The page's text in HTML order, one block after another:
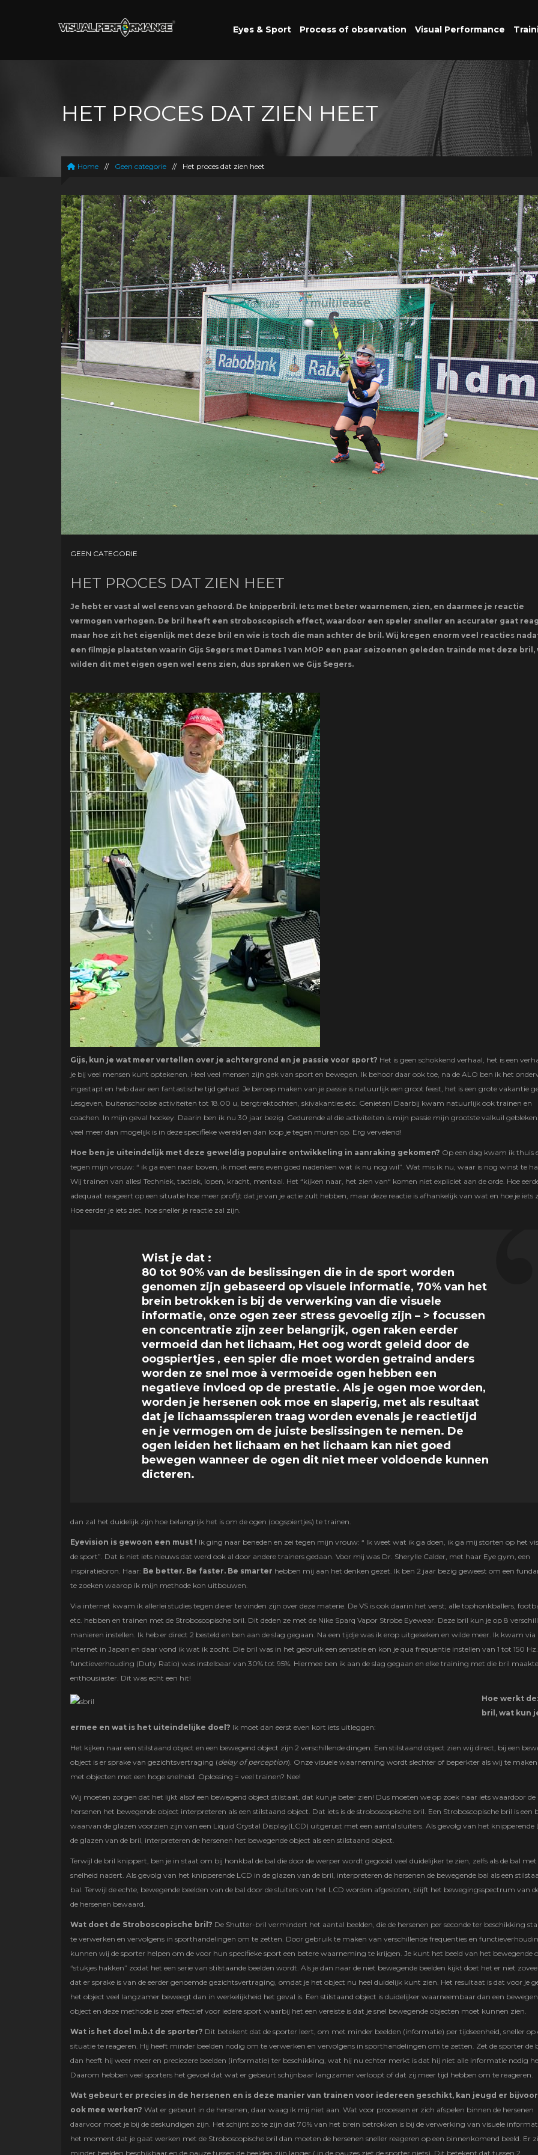
Eyes & Sport Process of observation Visual Performance
HET PROCES DAT ZIEN HEET
Home // Geen categorie // Het proces dat zien heet
GEEN CATEGORIE
HET PROCES DAT ZIEN HEET
Je hebt er vast al wel eens van gehoord. De knipperbril. Iets met beter waarnemen, zien, en daarmee je reactie
vermogen verhogen. De bril heeft een stroboscopisch effect, waardoor een speler sneller en accurater gaat
maar hoe zit het eigenlijk met deze bril en wie is toch die man achter de bril. Wij kregen enorm veel reacties
een filmpje plaatsten waarin Gijs Segers met Dames 1 van MOP een paar seizoenen geleden trainde met deze bril,
wilden dit met eigen ogen wel eens zien, dus spraken we Gijs Segers.
Gijs, kun je wat meer vertellen over je achtergrond en je passie voor sport? Het is geen schokkend verhaal, het is een
je bij veel mensen kunt optekenen. Heel veel mensen zijn gek van sport en bewegen. Ik behoor daar ook toe, na de ALO ben ik het
ingestapt en heb daar een fantastische tijd gehad. Je beroep maken van je passie is natuurlijk een groot feest, het is een grote vakantie
Lesgeven, buitenschoolse activiteiten tot 18.00 u, bergtrektochten, skivakanties etc. Genieten! Daarbij kwam natuurlijk ook trainen en
coachen. In mijn geval hockey. Daarin ben ik nu 30 jaar bezig. Gedurende al die activiteiten is mijn passie mijn grootste valkuil
veel meer dan mogelijk is in deze specifieke wereld en dan loop je tegen muren op. Erg vervelend!
Hoe ben je uiteindelijk met deze geweldig populaire ontwikkeling in aanraking gekomen? Op een dag kwam ik thuis
tegen mijn vrouw: “ ik ga even naar boven, ik moet eens even goed nadenken wat ik nu nog wil”. Wat mis ik nu, waar is nog winst te
Wij trainen van alles! Techniek, tactiek, lopen, kracht, mentaal. Het “kijken naar, het zien van“ komen niet expliciet aan de orde. Hoe
adequaat reageert op een situatie hoe meer profijt dat je van je actie zult hebben, maar deze reactie is afhankelijk van wat en hoe je iets
Hoe eerder je iets ziet, hoe sneller je reactie zal zijn.
Wist je dat :
80 tot 90% van de beslissingen die in de sport worden
genomen zijn gebaseerd op visuele informatie, 70% van het
brein betrokken is bij de verwerking van die visuele
informatie, onze ogen zeer stress gevoelig zijn – > focussen
en concentratie zijn zeer belangrijk, ogen raken eerder
vermoeid dan het lichaam, Het oog wordt geleid door de
oogspiertjes , een spier die moet worden getraind anders
worden ze snel moe à vermoeide ogen hebben een
negatieve invloed op de prestatie. Als je ogen moe worden,
worden je hersenen ook moe en slaperig, met als resultaat
dat je lichaamsspieren traag worden evenals je reactietijd
en je vermogen om de juiste beslissingen te nemen. De
ogen leiden het lichaam en het lichaam kan niet goed
bewegen wanneer de ogen dit niet meer voldoende kunnen
dicteren.
dan zal het duidelijk zijn hoe belangrijk het is om de ogen (oogspiertjes) te trainen.
Eyevision is gewoon een must ! Ik ging naar beneden en zei tegen mijn vrouw: “ Ik weet wat ik ga doen, ik ga mij storten op het
de sport”. Dat is niet iets nieuws dat werd ook al door andere trainers gedaan. Voor mij was Dr. Sherylle Calder, met haar Eye gym, een
inspiratiebron. Haar: Be better. Be faster. Be smarter hebben mij aan het denken gezet. Ik ben 2 jaar bezig geweest om een
te zoeken waarop ik mijn methode kon uitbouwen.
Via internet kwam ik allerlei studies tegen die er te vinden zijn over deze materie. De VS is ook daarin het verst; alle tophonkballers,
etc. hebben en trainen met de Stroboscopische bril. Dit deden ze met de Nike Sparq Vapor Strobe Eyewear. Deze bril kun je op 8
manieren instellen. Ik heb er direct 2 besteld en ben aan de slag gegaan. Na een tijdje was ik erop uitgekeken en wilde meer. Ik kwam via
internet in Japan en daar vond ik wat ik zocht. Die bril was in het gebruik een sensatie en kon je qua frequentie instellen van 1 tot 150
functieverhouding (Duty Ratio) was instelbaar van 30% tot 95%. Hiermee ben ik aan de slag gegaan en elke training met die bril
enthousiaster. Dit was echt een hit!
Hoe werkt
bril, wat kun
ermee en wat is het uiteindelijke doel? Ik moet dan eerst even kort iets uitleggen:
Het kijken naar een stilstaand object en een bewegend object zijn 2 verschillende dingen. Een stilstaand object zien wij direct, bij een
object is er sprake van gezichtsvertraging (delay of perception). Onze visuele waarneming wordt slechter of beperkter als wij te
met objecten met een hoge snelheid. Oplossing = veel trainen? Nee!
Wij moeten zorgen dat het lijkt alsof een bewegend object stilstaat, dat kun je beter zien! Dus moeten we op zoek naar iets waardoor de
hersenen het bewegende object interpreteren als een stilstaand object. Dat iets is de stroboscopische bril. Een Stroboscopische bril is een
waarvan de glazen voorzien zijn van een Liquid Crystal Display(LCD) uitgerust met een aantal sluiters. Als gevolg van het knipperende
de glazen van de bril, interpreteren de hersenen het bewegende object als een stilstaand object.
Terwijl de bril knippert, ben je in staat om bij honkbal de bal die door de werper wordt gegooid veel duidelijker te zien, zelfs als de bal
snelheid nadert. Als gevolg van het knipperende LCD in de glazen van de bril, interpreteren de hersenen de bewegende bal als een
bal. Terwijl de echte, bewegende beelden van de bal door de sluiters van het LCD worden afgesloten, blijft het bewegingsspectrum van
de hersenen bewaard.
Wat doet de Stroboscopische bril? De Shutter-bril vermindert het aantal beelden, die de hersenen per seconde ter beschikking
te verwerken en vervolgens in sporthandelingen om te zetten. Door gebruik te maken van verschillende frequenties en
kunnen wij de sporter helpen om de voor hun specifieke sport een betere waarneming te krijgen. Je kunt het beeld van het bewegende
“stukjes hakken” zodat het een serie van stilstaande beelden wordt. Als je dan naar de niet bewegende beelden kijkt doet het er niet
dat er sprake is van de eerder genoemde gezichtsvertraging, omdat je het object nu heel duidelijk kunt zien. Het resultaat is dat voor je
het object veel langzamer beweegt dan in werkelijkheid het geval is. Een stilstaand object is duidelijker waarneembaar dan een
object en deze methode is zeer effectief voor iedere sport waarbij het een vereiste is dat je snel bewegende objecten moet kunnen zien.
Wat is het doel m.b.t de sporter? Dit betekent dat de sporter leert, om met minder beelden (informatie) per tijdseenheid, sneller op
situatie te reageren. Hij heeft minder beelden nodig om te verwerken en vervolgens in sporthandelingen om te zetten. Zet de sporter de
dan heeft hij weer meer en preciezere beelden (informatie) ter beschikking, wat hij nu echter merkt is dat hij niet alle informatie nodig
Daarom hebben veel sporters het gevoel dat wat er gebeurt schijnbaar langzamer verloopt of dat zij meer tijd hebben om te reageren.
Wat gebeurt er precies in de hersenen en is deze manier van trainen voor iedereen geschikt, kan jeugd er
ook mee werken? Wat er gebeurt in de hersenen, daar waag ik mij niet aan. Wat voor processen er zich afspelen binnen de hersenen
daarvoor moet je bij de deskundigen zijn. Het schijnt zo te zijn dat 70% van het brein betrokken is bij de verwerking van visuele
het moment dat je gaat werken met de Stroboscopische bril dan moeten de hersenen sneller reageren op een binnenkomend beeld. Er
minder beelden beschikbaar en de pauze tussen de beelden zijn langer ( in de pauzes ziet de sporter niets). Dit betekent dat tussen 2